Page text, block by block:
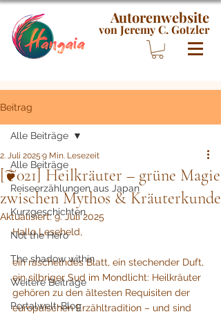
Autorenwebsite
von Jeremy C. Gotzler
Beitrag
Alle Beiträge
Reiseerzählungen aus Japan
Kurzgeschichten
Not the Hero
The shadow within
Weitere Beiträge
Portalwelt-Blog
Alle Beiträge
[❦021] Heilkräuter – grüne Magie
zwischen Mythos & Kräuterkunde
2. Juli 2025 9 Min. Lesezeit
Aktualisiert:9. Juli 2025
Hallo Leseheld,
ein raschelndes Blatt, ein stechender Duft,
ein silbriger Sud im Mondlicht: Heilkräuter
gehören zu den ältesten Requisiten der
europäischen Erzähltradition – und sind